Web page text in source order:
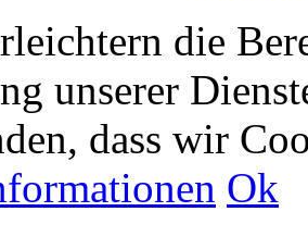
die
unserer
dass wir
Ok